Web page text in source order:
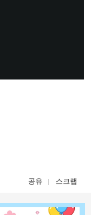
공유 스크랩